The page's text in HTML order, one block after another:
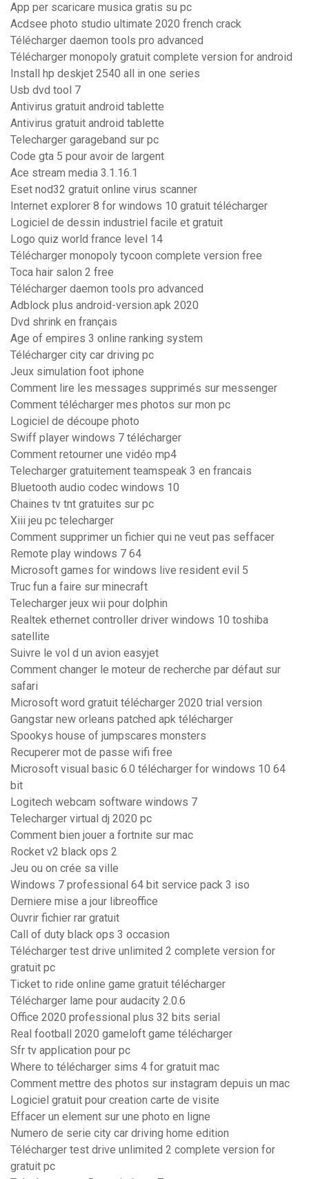
App per scaricare musica gratis su pc
Acdsee photo studio ultimate 2020 french crack
Télécharger daemon tools pro advanced
Télécharger monopoly gratuit complete version for android
Install hp deskjet 2540 all in one series
Usb dvd tool 7
Antivirus gratuit android tablette
Antivirus gratuit android tablette
Telecharger garageband sur pc
Code gta 5 pour avoir de largent
Ace stream media 3.1.16.1
Eset nod32 gratuit online virus scanner
Internet explorer 8 for windows 10 gratuit télécharger
Logiciel de dessin industriel facile et gratuit
Logo quiz world france level 14
Télécharger monopoly tycoon complete version free
Toca hair salon 2 free
Télécharger daemon tools pro advanced
Adblock plus android-version.apk 2020
Dvd shrink en français
Age of empires 3 online ranking system
Télécharger city car driving pc
Jeux simulation foot iphone
Comment lire les messages supprimés sur messenger
Comment télécharger mes photos sur mon pc
Logiciel de découpe photo
Swiff player windows 7 télécharger
Comment retourner une vidéo mp4
Telecharger gratuitement teamspeak 3 en francais
Bluetooth audio codec windows 10
Chaines tv tnt gratuites sur pc
Xiii jeu pc telecharger
Comment supprimer un fichier qui ne veut pas seffacer
Remote play windows 7 64
Microsoft games for windows live resident evil 5
Truc fun a faire sur minecraft
Telecharger jeux wii pour dolphin
Realtek ethernet controller driver windows 10 toshiba
satellite
Suivre le vol d un avion easyjet
Comment changer le moteur de recherche par défaut sur
safari
Microsoft word gratuit télécharger 2020 trial version
Gangstar new orleans patched apk télécharger
Spookys house of jumpscares monsters
Recuperer mot de passe wifi free
Microsoft visual basic 6.0 télécharger for windows 10 64
bit
Logitech webcam software windows 7
Telecharger virtual dj 2020 pc
Comment bien jouer a fortnite sur mac
Rocket v2 black ops 2
Jeu ou on crée sa ville
Windows 7 professional 64 bit service pack 3 iso
Derniere mise a jour libreoffice
Ouvrir fichier rar gratuit
Call of duty black ops 3 occasion
Télécharger test drive unlimited 2 complete version for
gratuit pc
Ticket to ride online game gratuit télécharger
Télécharger lame pour audacity 2.0.6
Office 2020 professional plus 32 bits serial
Real football 2020 gameloft game télécharger
Sfr tv application pour pc
Where to télécharger sims 4 for gratuit mac
Comment mettre des photos sur instagram depuis un mac
Logiciel gratuit pour creation carte de visite
Effacer un element sur une photo en ligne
Numero de serie city car driving home edition
Télécharger test drive unlimited 2 complete version for
gratuit pc